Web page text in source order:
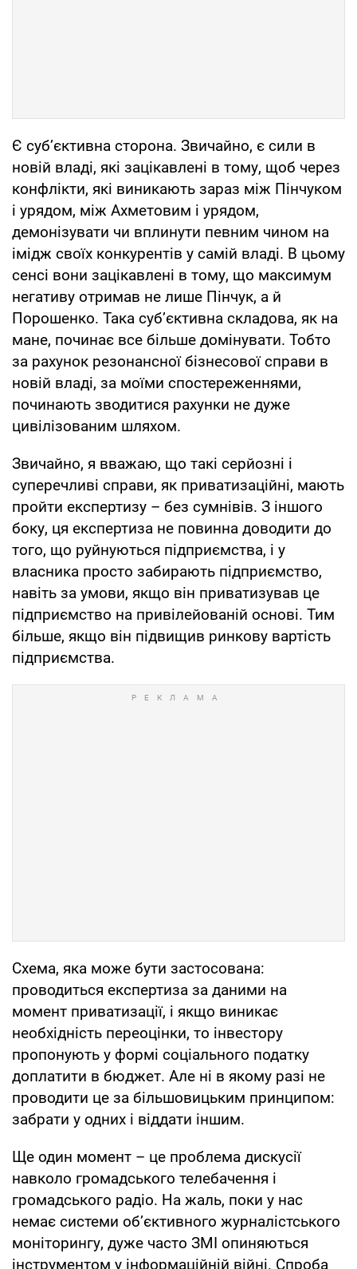
Є суб’єктивна сторона. Звичайно, є сили в
новій владі, які зацікавлені в тому, щоб через
конфлікти, які виникають зараз між Пінчуком
і урядом, між Ахметовим і урядом,
демонізувати чи вплинути певним чином на
імідж своїх конкурентів у самій владі. В цьому
сенсі вони зацікавлені в тому, що максимум
негативу отримав не лише Пінчук, а й
Порошенко. Така суб’єктивна складова, як на
мане, починає все більше домінувати. Тобто
за рахунок резонансної бізнесової справи в
новій владі, за моїми спостереженнями,
починають зводитися рахунки не дуже
цивілізованим шляхом.
Звичайно, я вважаю, що такі серйозні і
суперечливі справи, як приватизаційні, мають
пройти експертизу – без сумнівів. З іншого
боку, ця експертиза не повинна доводити до
того, що руйнуються підприємства, і у
власника просто забирають підприємство,
навіть за умови, якщо він приватизував це
підприємство на привілейованій основі. Тим
більше, якщо він підвищив ринкову вартість
підприємства.
Схема, яка може бути застосована:
проводиться експертиза за даними на
момент приватизації, і якщо виникає
необхідність переоцінки, то інвестору
пропонують у формі соціального податку
доплатити в бюджет. Але ні в якому разі не
проводити це за більшовицьким принципом:
забрати у одних і віддати іншим.
Ще один момент – це проблема дискусії
навколо громадського телебачення і
громадського радіо. На жаль, поки у нас
немає системи об’єктивного журналістського
моніторингу, дуже часто ЗМІ опиняються
інструментом у інформаційній війні. Спроба